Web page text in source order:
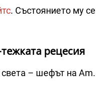
. Състоянието му
рецесия
света – шефът на